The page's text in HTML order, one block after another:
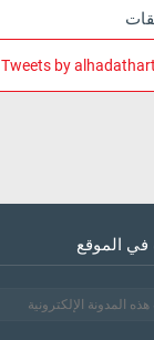
Tweets by
في الموقع